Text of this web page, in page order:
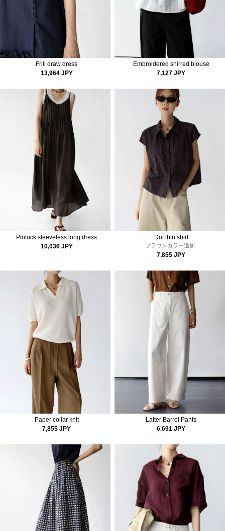
Frill draw dress
13,964 JPY
Embroidered shirred blouse
7,127 JPY
Pintuck sleeveless long dress
10,036 JPY
Dot thin shirt
ブラウンカラー追加
7,855 JPY
Paper collar knit
7,855 JPY
Latter Barrel Pants
6,691 JPY